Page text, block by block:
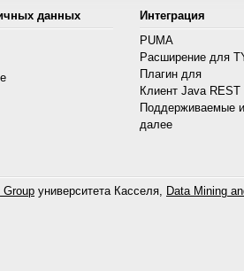
данных
Интеграция
PUMA
Расширение для
Плагин для
Клиент Java REST
Поддерживаемые
далее
Group университета Касселя, Data Mining